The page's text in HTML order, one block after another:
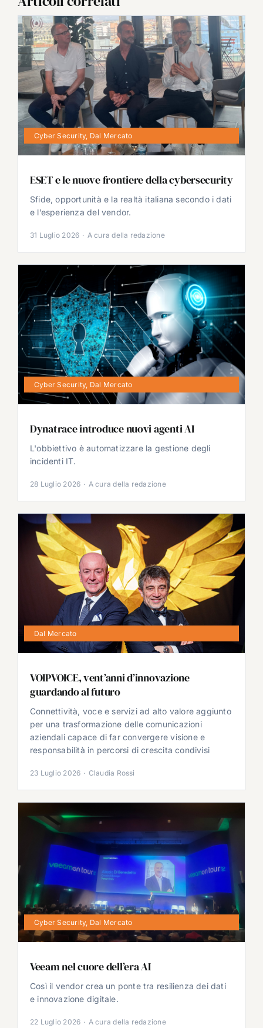
Cyber Security, Dal Mercato
ESET e le nuove frontiere della cybersecurity
Sfide, opportunità e la realtà italiana secondo i dati
e l’esperienza del vendor.
31 Luglio 2026 · A cura della redazione
Cyber Security, Dal Mercato
Dynatrace introduce nuovi agenti AI
L'obbiettivo è automatizzare la gestione degli
incidenti IT.
28 Luglio 2026 · A cura della redazione
Dal Mercato
VOIPVOICE, vent’anni d’innovazione
guardando al futuro
Connettività, voce e servizi ad alto valore aggiunto
per una trasformazione delle comunicazioni
aziendali capace di far convergere visione e
responsabilità in percorsi di crescita condivisi
23 Luglio 2026 · Claudia Rossi
Cyber Security, Dal Mercato
Veeam nel cuore dell’era AI
Così il vendor crea un ponte tra resilienza dei dati
e innovazione digitale.
22 Luglio 2026 · A cura della redazione